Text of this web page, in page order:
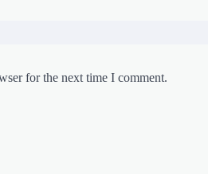
for the next time I comment.